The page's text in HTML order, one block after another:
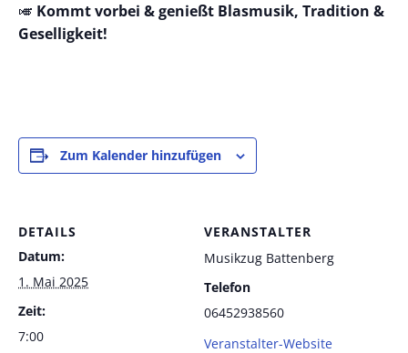
🎺 Kommt vorbei & genießt Blasmusik, Tradition &
Geselligkeit!
Zum Kalender hinzufügen
DETAILS
Datum:
1. Mai 2025
Zeit:
7:00
VERANSTALTER
Musikzug Battenberg
Telefon
06452938560
Veranstalter-Website